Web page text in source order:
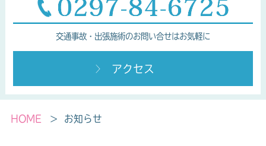
交通事故・出張施術のお問い合せはお気軽に
アクセス
HOME お知らせ